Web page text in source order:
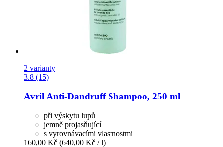
2 varianty
3.8 (15)
Avril Anti-​Dandruff Shampoo, 250 ml
při výskytu lupů
jemně projasňující
s vyrovnávacími vlastnostmi
160,00 Kč (640,00 Kč / l)